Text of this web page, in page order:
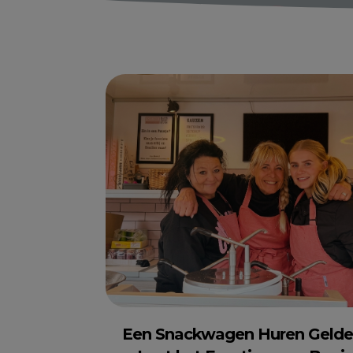
Een Snackwagen Huren